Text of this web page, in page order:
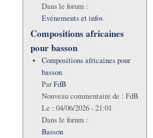
Dans le forum :
Evénements et infos
Compositions africaines
pour basson
Compositions africaines pour
basson
ParFdB
Nouveau commentaire de : FdB
Le : 04/06/2026 - 21:01
Dans le forum :
Basson